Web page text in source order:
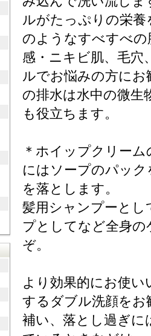
ルがたっぷりの栄
のようなすべすべの
感・ニキビ肌、毛
ルでお悩みの方に
の排水は水中の微生
も役立ちます。
＊ホイップクリー
にはソープのパッ
を落とします。
髪用シャンプーとし
プとしてなど全身
ぞ。
より効果的にお使
するダブル洗顔を
補い、落とし過ぎ